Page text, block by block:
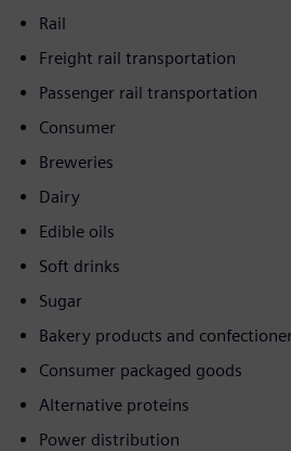
Rail
Freight rail transportation
Passenger rail transportation
Consumer
Breweries
Dairy
Edible oils
Soft drinks
Sugar
Bakery products and
Consumer packaged goods
Alternative proteins
Power distribution